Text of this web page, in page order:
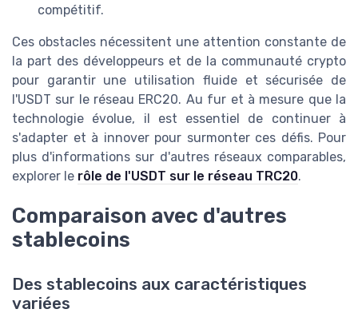
compétitif.
Ces obstacles nécessitent une attention constante de
la part des développeurs et de la communauté crypto
pour garantir une utilisation fluide et sécurisée de
l'USDT sur le réseau ERC20. Au fur et à mesure que la
technologie évolue, il est essentiel de continuer à
s'adapter et à innover pour surmonter ces défis. Pour
plus d'informations sur d'autres réseaux comparables,
explorer le rôle de l'USDT sur le réseau TRC20.
Comparaison avec d'autres
stablecoins
Des stablecoins aux caractéristiques
variées